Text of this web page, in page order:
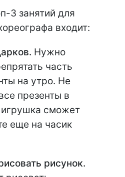
3 занятий для
входит:
Нужно
часть
на утро. Не
презенты в
сможет
еще на часик
рисунок.